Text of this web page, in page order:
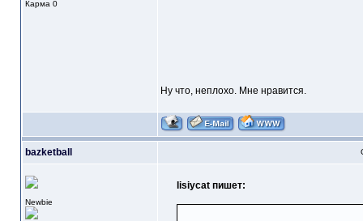
Карма 0
Ну что, неплохо. Мне нравится.
bazketball
Newbie
lisiycat пишет: